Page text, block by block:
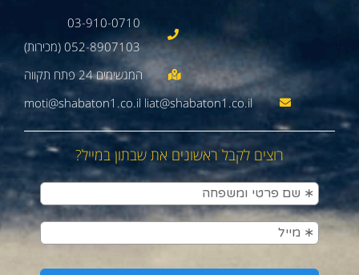
03-910-0710
052-8907103 (מכירות)
moti@shabaton1.co.il liat@shabaton1.co.il
רוצים לקבל ראשונים את שבתון במייל?